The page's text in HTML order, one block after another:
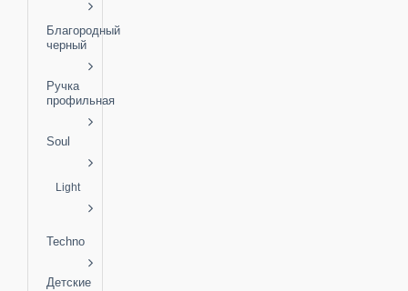
Благородный
черный
Ручка
профильная
Soul
Light
Techno
Детские